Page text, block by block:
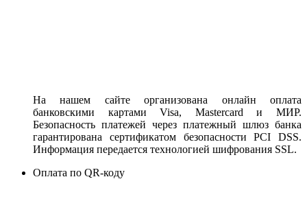
На нашем сайте организована онлайн оплата
банковскими картами Visa, Mastercard и МИР.
Безопасность платежей через платежный шлюз банка
гарантирована сертификатом безопасности PCI DSS.
Информация передается технологией шифрования SSL.
Оплата по QR-коду